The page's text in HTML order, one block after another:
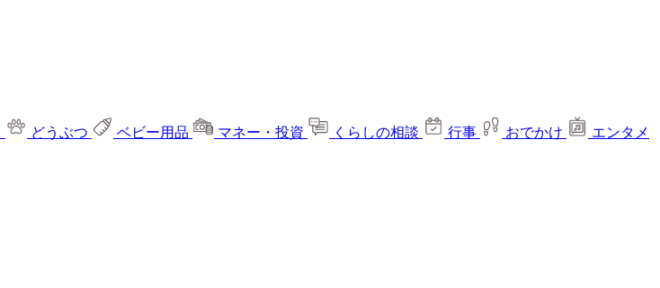
どうぶつ ベビー用品 マネー・投資 くらしの相談 行事 おでかけ
エンタメ